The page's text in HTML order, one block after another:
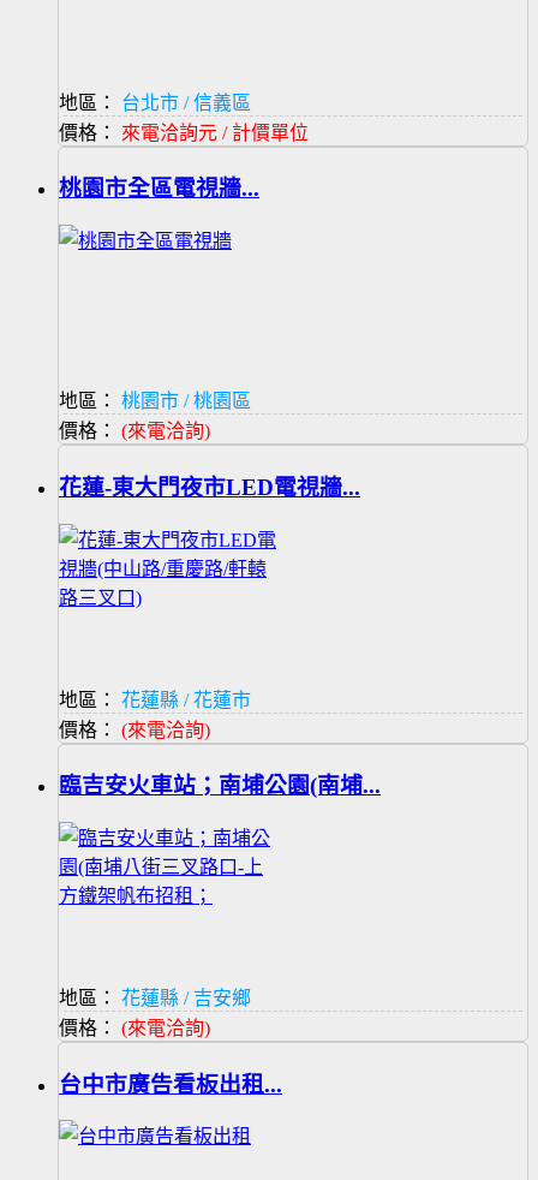
地區：
台北市 / 信義區
價格： 來電洽詢元 / 計價單位
桃園市全區電視牆...
地區：
桃園市 / 桃園區
價格： (來電洽詢)
花蓮-東大門夜市LED電視牆...
地區：
花蓮縣 / 花蓮市
價格： (來電洽詢)
臨吉安火車站；南埔公園(南埔...
地區：
花蓮縣 / 吉安鄉
價格： (來電洽詢)
台中市廣告看板出租...